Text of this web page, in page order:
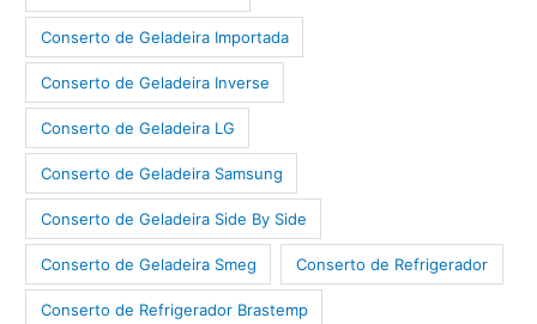
Conserto de Geladeira Importada
Conserto de Geladeira Inverse
Conserto de Geladeira LG
Conserto de Geladeira Samsung
Conserto de Geladeira Side By Side
Conserto de Geladeira Smeg Conserto de Refrigerador
Conserto de Refrigerador Brastemp